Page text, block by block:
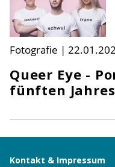
Fotografie |
Queer Eye -
fünften
Kontakt & Impressum